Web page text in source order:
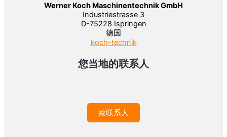
Werner Koch Maschinentechnik GmbH
Industriestrasse 3
D-75228 Ispringen
德国
koch-technik
您当地的联系人
致联系人